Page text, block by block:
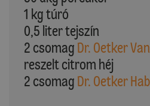
1 kg túró
0,5 liter tejszín
2 csomag Dr. Oetker
reszelt citrom héj
2 csomag Dr. Oetker